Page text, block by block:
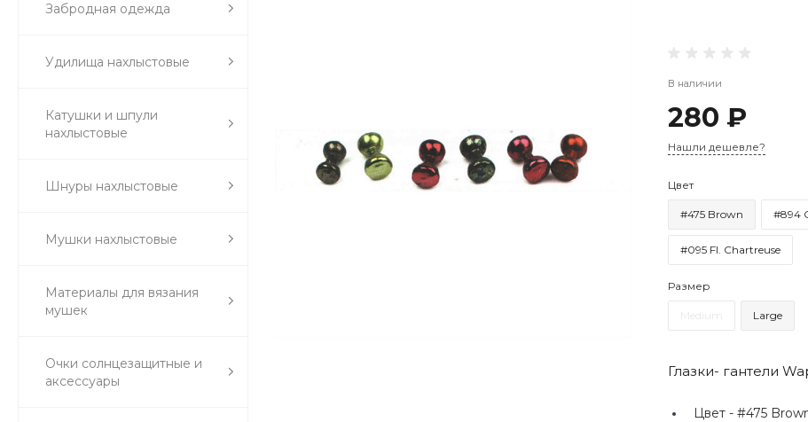
Забродная одежда
Удилища нахлыстовые
Катушки и шпули
нахлыстовые
Шнуры нахлыстовые
Мушки нахлыстовые
Материалы для вязания
мушек
Очки солнцезащитные и
аксессуары
В наличии
280 ₽
Нашли дешевле?
Цвет
#475 Brown #894
#095 Fl. Chartreuse
Размер
Large
Глазки- гантели
Цвет - #475